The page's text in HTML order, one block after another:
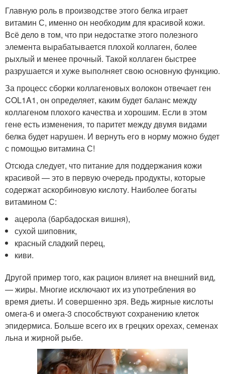
Главную роль в производстве этого белка играет
витамин С, именно он необходим для красивой кожи.
Всё дело в том, что при недостатке этого полезного
элемента вырабатывается плохой коллаген, более
рыхлый и менее прочный. Такой коллаген быстрее
разрушается и хуже выполняет свою основную функцию.
За процесс сборки коллагеновых волокон отвечает ген
COL1A1, он определяет, каким будет баланс между
коллагеном плохого качества и хорошим. Если в этом
гене есть изменения, то паритет между двумя видами
белка будет нарушен. И вернуть его в норму можно будет
с помощью витамина С!
Отсюда следует, что питание для поддержания кожи
красивой — это в первую очередь продукты, которые
содержат аскорбиновую кислоту. Наиболее богаты
витамином С:
ацерола (барбадоская вишня),
сухой шиповник,
красный сладкий перец,
киви.
Другой пример того, как рацион влияет на внешний вид,
— жиры. Многие исключают их из употребления во
время диеты. И совершенно зря. Ведь жирные кислоты
омега-6 и омега-3 способствуют сохранению клеток
эпидермиса. Больше всего их в грецких орехах, семенах
льна и жирной рыбе.